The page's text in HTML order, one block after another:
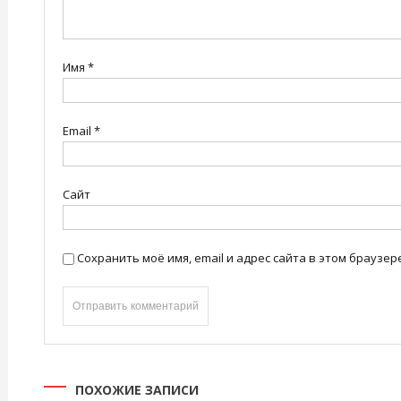
Имя *
Email *
Сайт
Сохранить моё имя, email и адрес сайта в этом
ПОХОЖИЕ ЗАПИСИ